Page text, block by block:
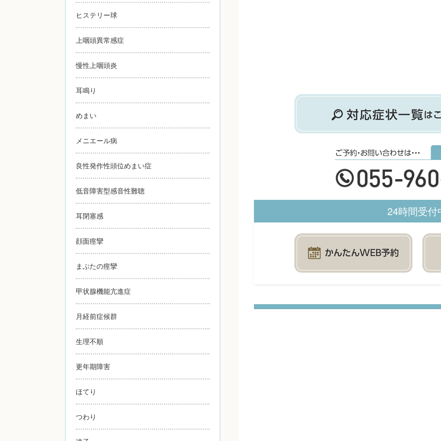
24時間受付
ヒステリー球
上咽頭異常感症
慢性上咽頭炎
耳鳴り
めまい
メニエール病
良性発作性頭位めまい症
低音障害型感音性難聴
耳閉塞感
顔面痙攣
まぶたの痙攣
甲状腺機能亢進症
月経前症候群
生理不順
更年期障害
ほてり
つわり